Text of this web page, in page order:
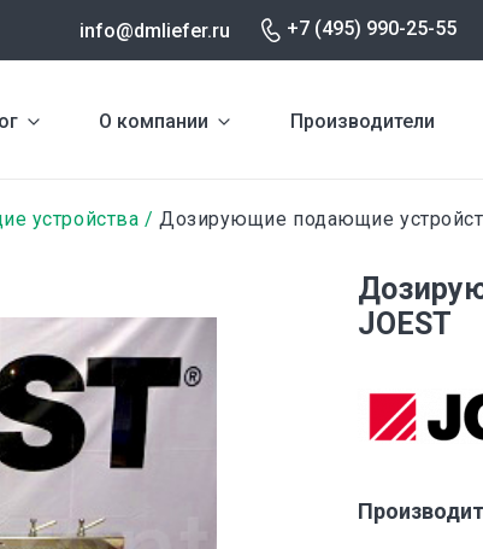
info@dmliefer.ru +7 (495) 990-25-55
О компании Производители
устройства Дозирующие подающие
JOEST